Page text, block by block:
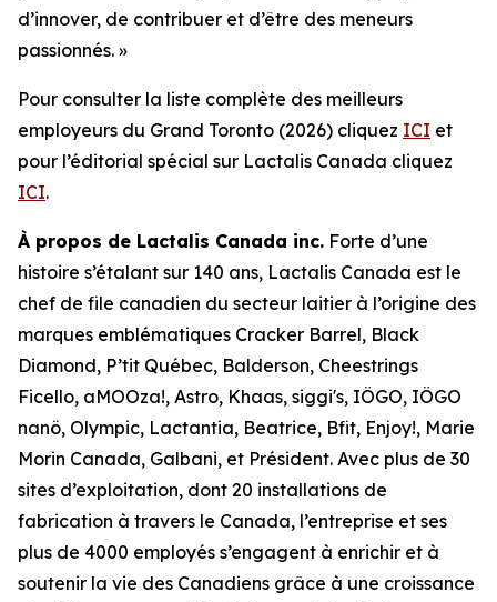
d’innover, de contribuer et d’être des meneurs
passionnés. »
Pour consulter la liste complète des meilleurs
employeurs du Grand Toronto (2026) cliquez ICI et
pour l’éditorial spécial sur Lactalis Canada cliquez
ICI.
À propos de Lactalis Canada inc. Forte d’une
histoire s’étalant sur 140 ans, Lactalis Canada est le
chef de file canadien du secteur laitier à l’origine des
marques emblématiques Cracker Barrel, Black
Diamond, P’tit Québec, Balderson, Cheestrings
Ficello, aMOOza!, Astro, Khaas, siggi's, IÖGO, IÖGO
nanö, Olympic, Lactantia, Beatrice, Bfit, Enjoy!, Marie
Morin Canada, Galbani, et Président. Avec plus de 30
sites d’exploitation, dont 20 installations de
fabrication à travers le Canada, l’entreprise et ses
plus de 4000 employés s’engagent à enrichir et à
soutenir la vie des Canadiens grâce à une croissance